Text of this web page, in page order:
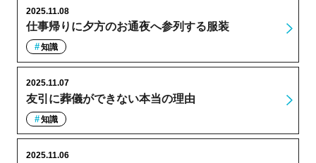
仕事帰りに夕方のお通夜へ参列する服装
2025.11.08
知識
友引に葬儀ができない本当の理由
2025.11.07
知識
2025.11.06